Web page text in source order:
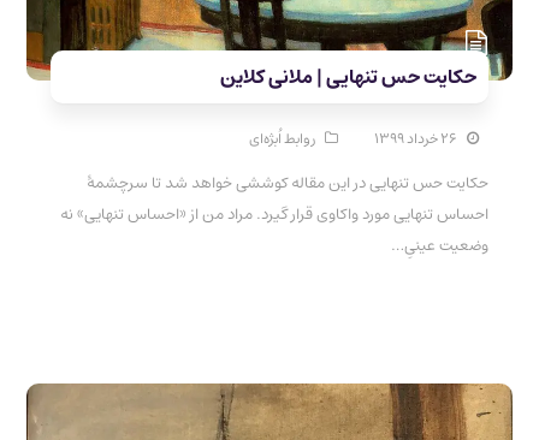
حکایت حس تنهایی | ملانی کلاین
۲۶ خرداد ۱۳۹۹ روابط اُبژه‌ای
حکایت حس تنهایی در این مقاله کوششی خواهد شد تا سرچشمهٔ
احساس تنهایی مورد واکاوی قرار گیرد. مراد من از «احساس تنهایی» نه
وضعیت عینیِ…